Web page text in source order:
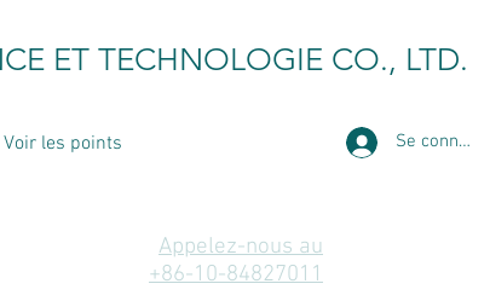
ET TECHNOLOGIE CO., LTD.
Voir les points Se connecter
Appelez-nous au
+86-10-84827011